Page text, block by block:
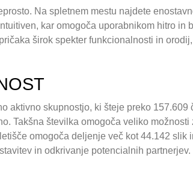
Na spletnem mestu najdete
kar omogoča uporabnikom hitro in
širok spekter funkcionalnosti in
aktivno skupnostjo, ki šteje preko
Takšna številka omogoča veliko
omogoča deljenje več kot 44.142 slik
in odkrivanje potencialnih partnerjev.